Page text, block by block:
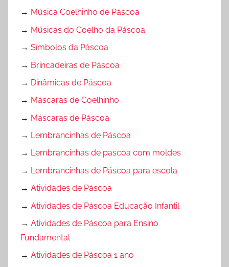
→ Música Coelhinho de Páscoa
→ Músicas do Coelho da Páscoa
→ Símbolos da Páscoa
→ Brincadeiras de Páscoa
→ Dinâmicas de Páscoa
→ Máscaras de Coelhinho
→ Máscaras de Páscoa
→ Lembrancinhas de Páscoa
→ Lembrancinhas de pascoa com moldes
→ Lembrancinhas de Páscoa para escola
→ Atividades de Páscoa
→ Atividades de Páscoa Educação Infantil
→ Atividades de Páscoa para Ensino
Fundamental
→ Atividades de Páscoa 1 ano